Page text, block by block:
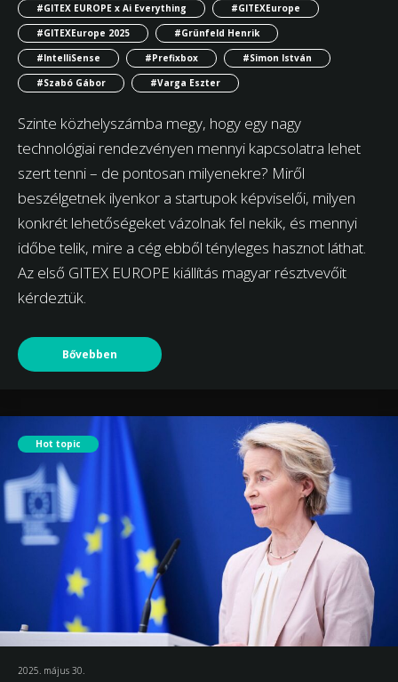
#GITEX EUROPE x Ai Everything
#GITEXEurope
#GITEXEurope 2025
#Grünfeld Henrik
#IntelliSense
#Prefixbox
#Simon István
#Szabó Gábor
#Varga Eszter
Szinte közhelyszámba megy, hogy egy nagy
technológiai rendezvényen mennyi kapcsolatra lehet
szert tenni – de pontosan milyenekre? Miről
beszélgetnek ilyenkor a startupok képviselői, milyen
konkrét lehetőségeket vázolnak fel nekik, és mennyi
időbe telik, mire a cég ebből tényleges hasznot láthat.
Az első GITEX EUROPE kiállítás magyar résztvevőit
kérdeztük.
Bővebben
Hot topic
2025. május 30.